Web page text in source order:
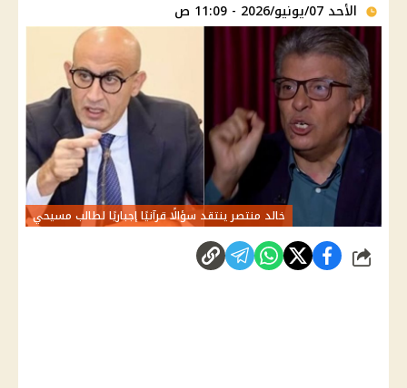
الأحد 07/يونيو/2026 - 11:09 ص
خالد منتصر ينتقد سؤالًا قرآنيًا إجباريًا لطالب مسيحي
شارك